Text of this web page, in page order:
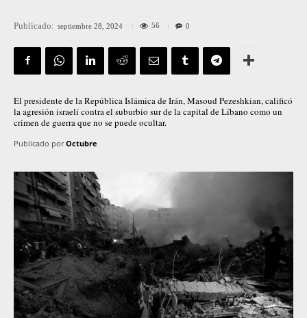
Publicado: septiembre 28, 2024 56 0
El presidente de la República Islámica de Irán, Masoud Pezeshkian, calificó
la agresión israelí contra el suburbio sur de la capital de Líbano como un
crimen de guerra que no se puede ocultar.
Publicado por Octubre